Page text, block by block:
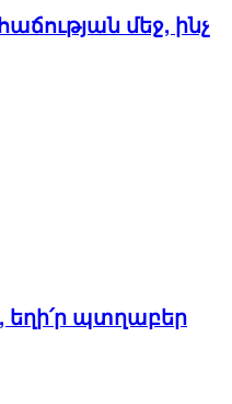
մեջ, ինչ
եղի՛ր պտղաբեր